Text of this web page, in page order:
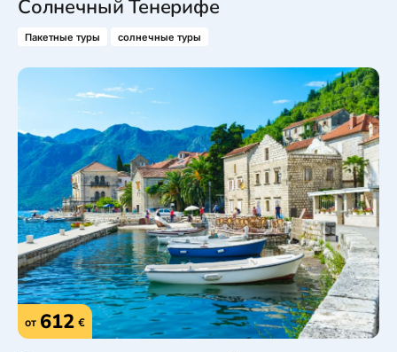
Солнечный Тенерифе
Пакетные туры солнечные туры
от 612 €